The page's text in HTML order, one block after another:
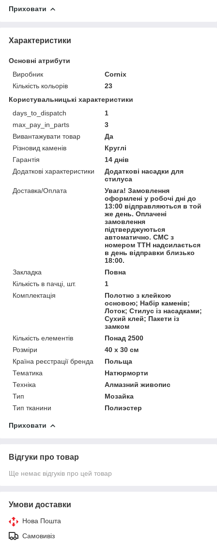
Приховати
Характеристики
Основні атрибути
Виробник
Cornix
Кількість кольорів
23
Користувальницькі характеристики
days_to_dispatch
1
max_pay_in_parts
3
Вивантажувати товар
Да
Різновид каменів
Круглі
Гарантія
14 днів
Додаткові характеристики
Додаткові насадки для
стилуса
Доставка/Оплата
Увага! Замовлення
оформлені у робочі дні до
13:00 відправляються в той
же день. Оплачені
замовлення
підтверджуються
автоматично. СМС з
номером ТТН надсилається
в день відправки близько
18:00.
Закладка
Повна
Кількість в пачці, шт.
1
Комплектація
Полотно з клейкою
основою; Набір каменів;
Лоток; Стилус із насадками;
Сухий клей; Пакети із
замком
Кількість елементів
Понад 2500
Розміри
40 x 30 см
Країна реєстрації бренда
Польща
Тематика
Натюрморти
Техніка
Алмазний живопис
Тип
Мозайка
Тип тканини
Полиэстер
Приховати
Відгуки про товар
Ще немає відгуків про цей товар
Умови доставки
Нова Пошта
Самовивіз